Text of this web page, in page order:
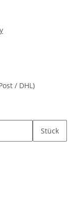
/ DHL)
Stück